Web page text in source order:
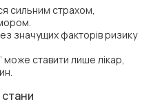
сильним страхом,
значущих факторів ризику
може ставити лише лікар,